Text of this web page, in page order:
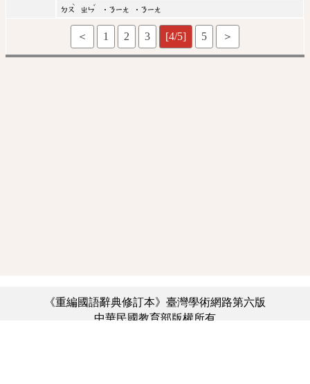
ㄉㄡ
ˋ
ㄓㄣ
ˇ
˙ㄋㄧㄤ ˙ㄋㄧㄤ
＜ 1 2 3 [4/5] 5 ＞
《重編國語辭典修訂本》臺灣學術網路第六版
中華民國教育部版權所有